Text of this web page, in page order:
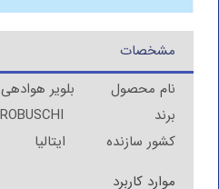
مشخصات
نام محصول بلویر هوادهی
برند ROBUSCHI
کشور سازنده ایتالیا
موارد کاربرد